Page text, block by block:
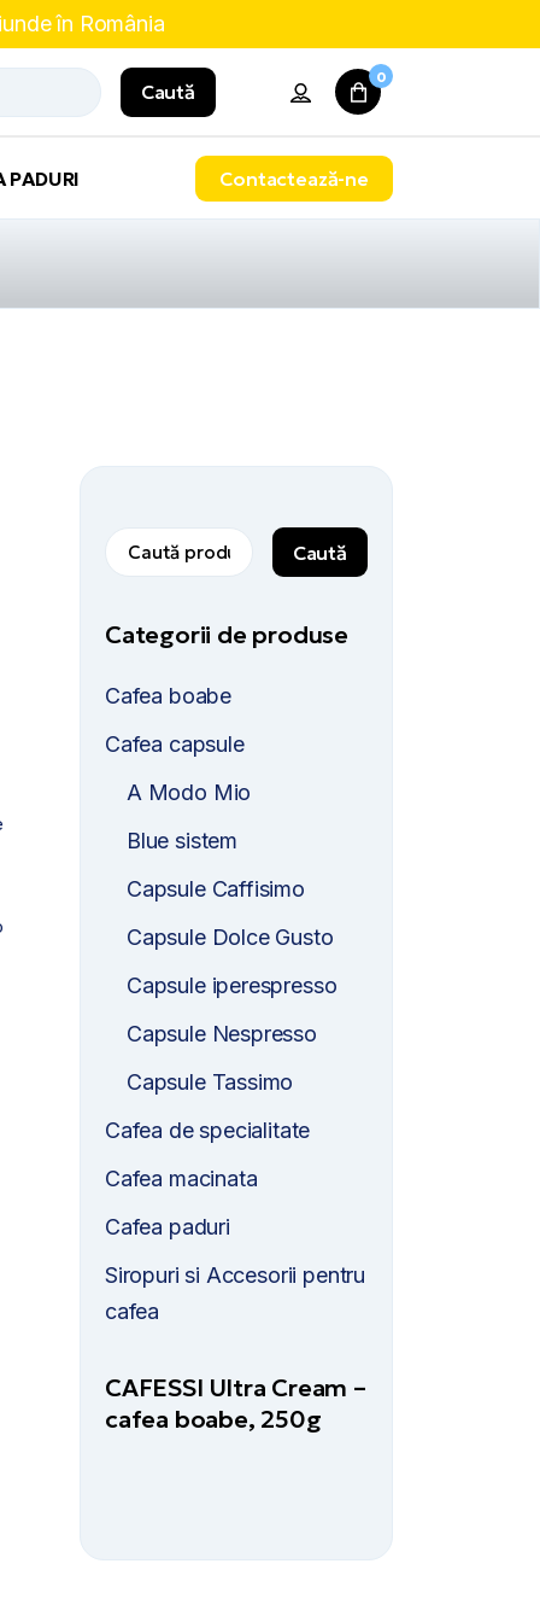
în România
Caută
0
PADURI Contactează-ne
Cauta
Caută
Categorii de produse
Cafea boabe
Cafea capsule
A Modo Mio
Blue sistem
Capsule Caffisimo
Capsule Dolce Gusto
Capsule iperespresso
Capsule Nespresso
Capsule Tassimo
Cafea de specialitate
Cafea macinata
Cafea paduri
Siropuri si Accesorii pentru
cafea
CAFESSI Ultra Cream –
cafea boabe, 250g